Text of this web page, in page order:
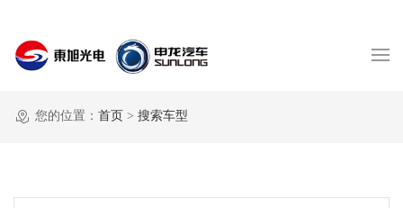
您的位置： 首页 > 搜索车型